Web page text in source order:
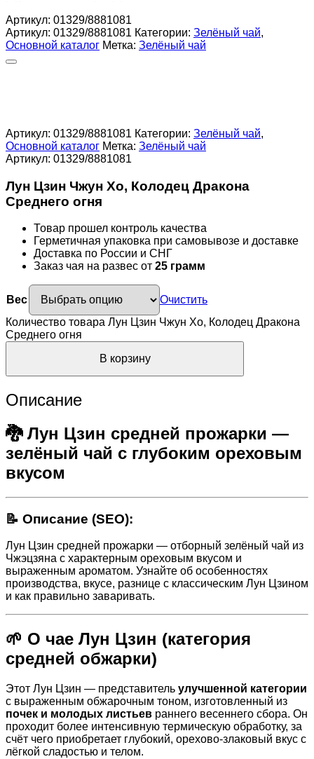
Артикул: 01329/8881081
Артикул: 01329/8881081 Категории: Зелёный чай,
Основной каталог Метка: Зелёный чай
Артикул: 01329/8881081 Категории: Зелёный чай,
Основной каталог Метка: Зелёный чай
Артикул: 01329/8881081
Лун Цзин Чжун Хо, Колодец Дракона
Среднего огня
Товар прошел контроль качества
Герметичная упаковка при самовывозе и доставке
Доставка по России и СНГ
Заказ чая на развес от 25 грамм
Вес
Очистить
Количество товара Лун Цзин Чжун Хо, Колодец Дракона
Среднего огня
В корзину
Описание
🐉 Лун Цзин средней прожарки —
зелёный чай с глубоким ореховым
вкусом
📝 Описание (SEO):
Лун Цзин средней прожарки — отборный зелёный чай из
Чжэцзяна с характерным ореховым вкусом и
выраженным ароматом. Узнайте об особенностях
производства, вкусе, разнице с классическим Лун Цзином
и как правильно заваривать.
🌱 О чае Лун Цзин (категория
средней обжарки)
Этот Лун Цзин — представитель улучшенной категории
с выраженным обжарочным тоном, изготовленный из
почек и молодых листьев раннего весеннего сбора. Он
проходит более интенсивную термическую обработку, за
счёт чего приобретает глубокий, орехово-злаковый вкус с
лёгкой сладостью и телом.